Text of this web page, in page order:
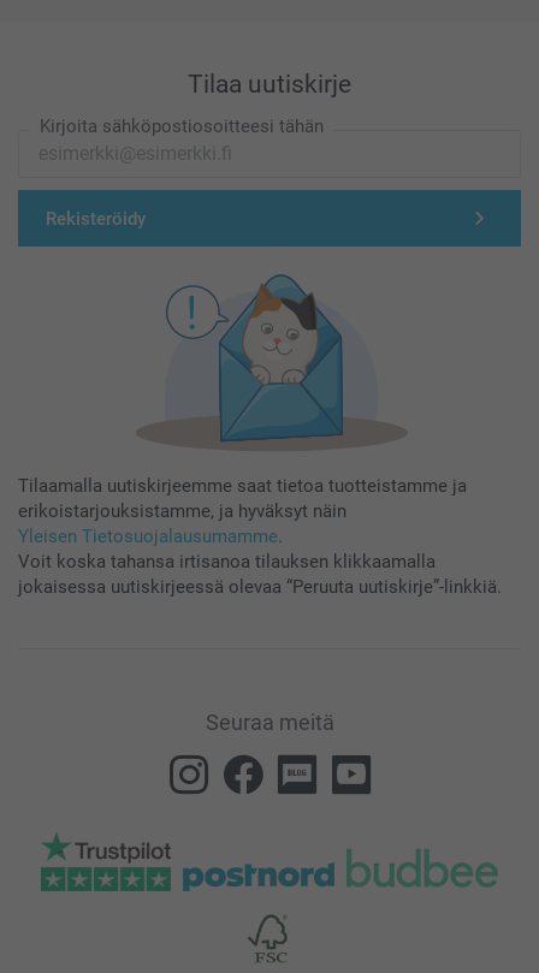
Tilaa uutiskirje
Kirjoita sähköpostiosoitteesi tähän
Rekisteröidy
Tilaamalla uutiskirjeemme saat tietoa tuotteistamme ja
erikoistarjouksistamme, ja hyväksyt näin
Yleisen Tietosuojalausumamme.
Voit koska tahansa irtisanoa tilauksen klikkaamalla
jokaisessa uutiskirjeessä olevaa “Peruuta uutiskirje”-linkkiä.
Seuraa meitä